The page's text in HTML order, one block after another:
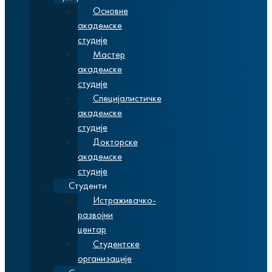
Основне
академске
студије
Мастер
академске
студије
Специјалистичке
академске
студије
Докторске
академске
студије
Студенти
Истраживачко-
развојни
центар
Студентске
организације